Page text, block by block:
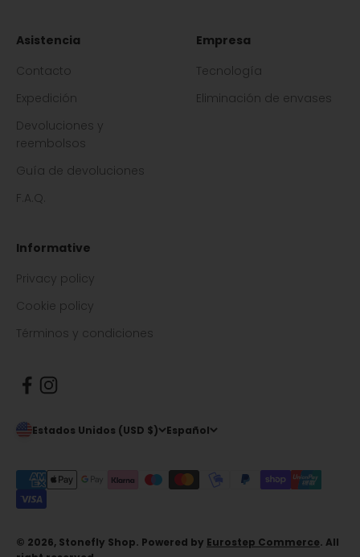
Asistencia
Contacto
Expedición
Devoluciones y
reembolsos
Guía de devoluciones
F.A.Q.
Empresa
Tecnología
Eliminación de envases
Informative
Privacy policy
Cookie policy
Términos y condiciones
Estados Unidos (USD $) Español
© 2026, Stonefly Shop. Powered by Eurostep Commerce. All